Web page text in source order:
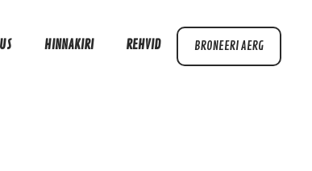
HINNAKIRI REHVID BRONEERI AERG